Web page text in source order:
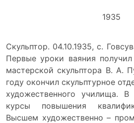
1935
Скульптор. 04.10.1935, с.
Первые уроки ваяния
мастерской скульптора В. А.
году окончил скульптурное
художественного училища.
курсы повышения
Высшем художественно –